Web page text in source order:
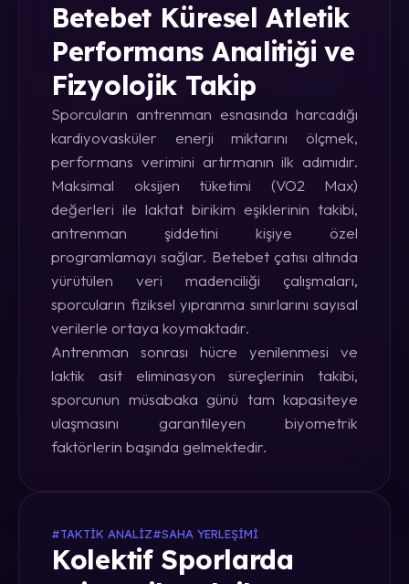
Betebet Küresel Atletik
Performans Analitiği ve
Fizyolojik Takip
Sporcuların antrenman esnasında harcadığı
kardiyovasküler enerji miktarını ölçmek,
performans verimini artırmanın ilk adımıdır.
Maksimal oksijen tüketimi (VO2 Max)
değerleri ile laktat birikim eşiklerinin takibi,
antrenman şiddetini kişiye özel
programlamayı sağlar. Betebet çatısı altında
yürütülen veri madenciliği çalışmaları,
sporcuların fiziksel yıpranma sınırlarını sayısal
verilerle ortaya koymaktadır.
Antrenman sonrası hücre yenilenmesi ve
laktik asit eliminasyon süreçlerinin takibi,
sporcunun müsabaka günü tam kapasiteye
ulaşmasını garantileyen biyometrik
faktörlerin başında gelmektedir.
#TAKTIK ANALIZ#SAHA YERLEŞIMI
Kolektif Sporlarda